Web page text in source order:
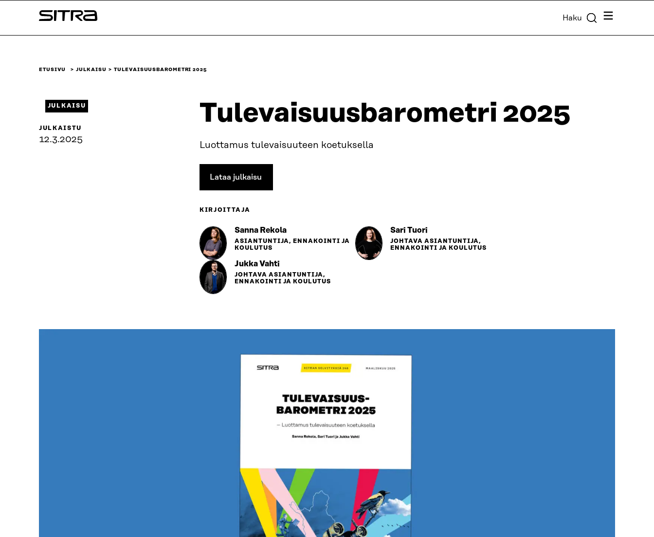
sisältöön
Sitra Haku Valikko
ETUSIVU JULKAISU TULEVAISUUSBAROMETRI 2025
Tulevaisuusbarometri 2025
Luottamus tulevaisuuteen koetuksella
Lataa julkaisu
KIRJOITTAJA
Sanna Rekola
ASIANTUNTIJA, ENNAKOINTI JA
KOULUTUS
Sari Tuori
JOHTAVA ASIANTUNTIJA,
ENNAKOINTI JA KOULUTUS
Jukka Vahti
JOHTAVA ASIANTUNTIJA,
ENNAKOINTI JA KOULUTUS
JULKAISU
JULKAISTU
12.3.2025